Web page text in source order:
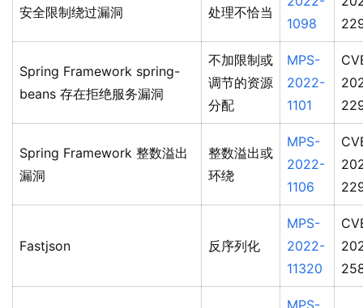
安全限制绕过漏洞
处理不恰当
1098
Spring Framework spring-
beans 存在拒绝服务漏洞
不加限制或
调节的资源
分配
MPS-
2022-
1101
Spring Framework 整数溢出
漏洞
整数溢出或
环绕
MPS-
2022-
1106
Fastjson 反序列化
MPS-
2022-
11320